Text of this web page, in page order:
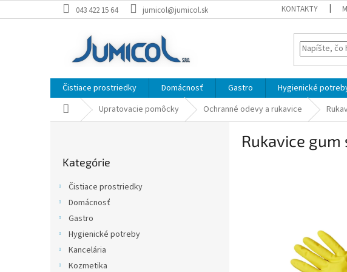
na
043 422 15 64 jumicol@jumicol.sk KONTAKTY
Čistiace prostriedky Domácnosť Gastro Hygienické
DomovUpratovacie pomôcky Ochranné odevy a rukavice
kategórie
Kategórie
Čistiace prostriedky
Domácnosť
Gastro
Hygienické potreby
Kancelária
Kozmetika
Rukavice